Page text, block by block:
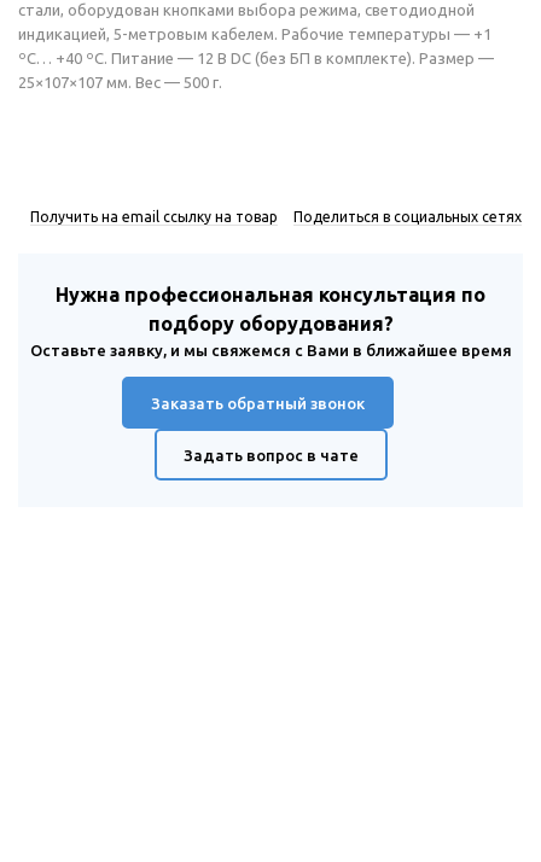
стали, оборудован кнопками выбора режима, светодиодной
индикацией, 5-метровым кабелем. Рабочие температуры — +1
ºС… +40 ºС. Питание — 12 В DC (без БП в комплекте). Размер —
25×107×107 мм. Вес — 500 г.
Получить на email ссылку на товар Поделиться в социальных сетях
Нужна профессиональная консультация по
подбору оборудования?
Оставьте заявку, и мы свяжемся с Вами в ближайшее время
Заказать обратный звонок
Задать вопрос в чате